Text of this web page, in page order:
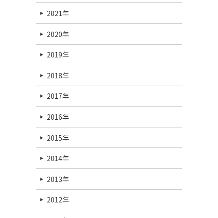
2021年
2020年
2019年
2018年
2017年
2016年
2015年
2014年
2013年
2012年